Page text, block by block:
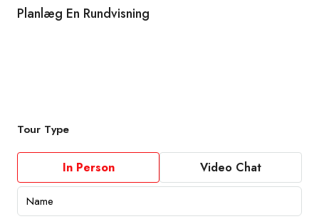
Planlæg En Rundvisning
Tour Type
In Person Video Chat